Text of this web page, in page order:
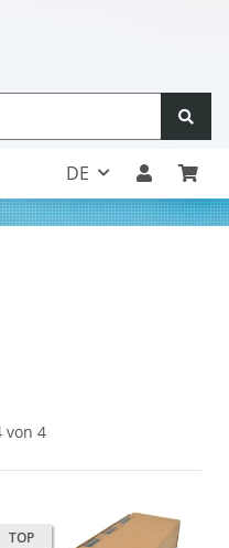
DE
von 4
TOP